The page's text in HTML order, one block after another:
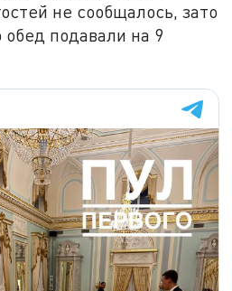
не сообщалось, зато
обед подавали на 9